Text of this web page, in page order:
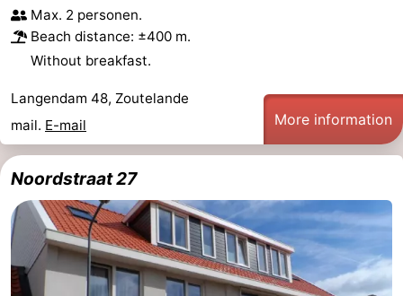
Max. 2 personen.
Beach distance: ±400 m.
Without breakfast.
Langendam 48, Zoutelande
mail. E-mail More information
Noordstraat 27